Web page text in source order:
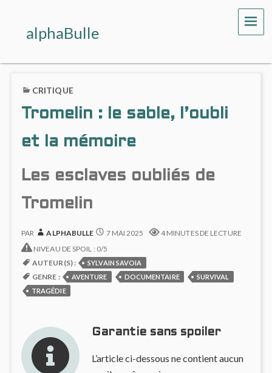
alphaBulle
CRITIQUE
Tromelin : le sable, l’oubli
et la mémoire
Les esclaves oubliés de
Tromelin
PAR ALPHABULLE 7 MAI 2025
4 MINUTES DE LECTURE
NIVEAU DE SPOIL : 0/5
AUTEUR(S) :
SYLVAIN SAVOIA
GENRE : AVENTURE DOCUMENTAIRE
SURVIVAL
TRAGÉDIE
Garantie sans spoiler
L’article ci-dessous ne contient aucun